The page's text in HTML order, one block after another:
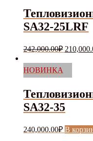
SA32-25LRF
242,000.00₽
НОВИНКА
SA32-35
240,000.00₽ В